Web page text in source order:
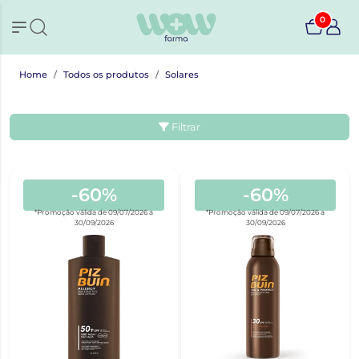
0
Home Todos os produtos Solares
Filtrar
-60%
*Promoção válida de 09/07/2026 a
30/09/2026
-60%
*Promoção válida de 09/07/2026 a
30/09/2026